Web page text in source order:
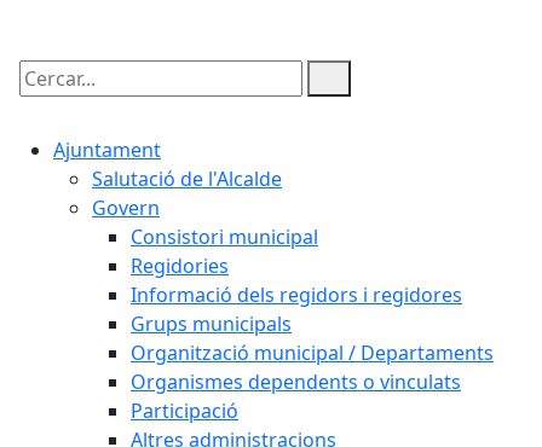
Cercar:
Ajuntament
Salutació de l'Alcalde
Govern
Consistori municipal
Regidories
Informació dels regidors i regidores
Grups municipals
Organització municipal / Departaments
Organismes dependents o vinculats
Participació
Altres administracions